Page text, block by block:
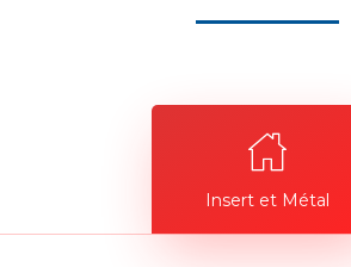
Insert et Métal